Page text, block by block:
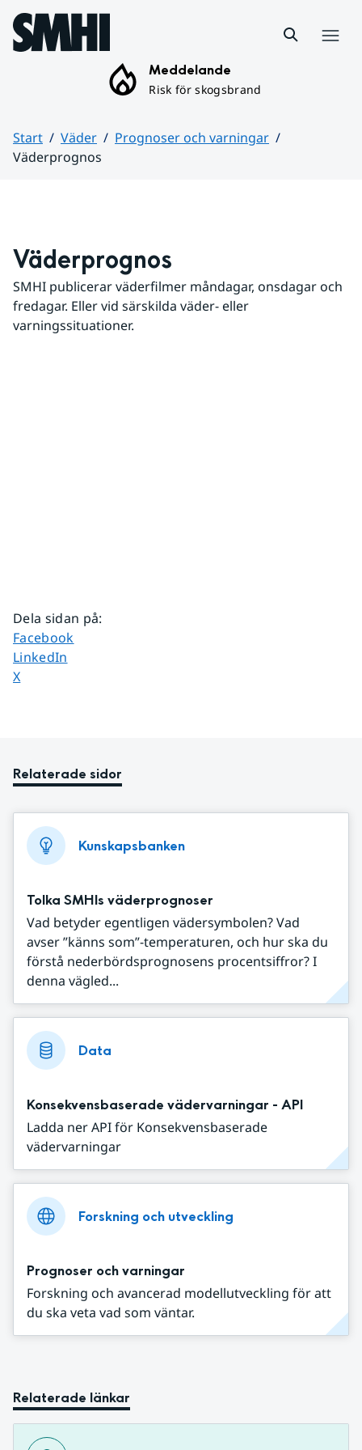
Hoppa till sidans innehåll
Meddelande
Risk för skogsbrand
Start Väder
Prognoser och varningar
Väderprognos
Väderprognos
SMHI publicerar väderfilmer måndagar, onsdagar och
fredagar. Eller vid särskilda väder- eller
varningssituationer.
Dela sidan på:
Dela sidan på
Facebook
Dela sidan på
LinkedIn
Dela sidan på
X
Relaterade sidor
Kunskapsbanken
Tolka SMHIs väderprognoser
Vad betyder egentligen vädersymbolen? Vad
avser ”känns som”-temperaturen, och hur ska du
förstå nederbördsprognosens procentsiffror? I
denna vägled...
Data
Konsekvensbaserade vädervarningar - API
Ladda ner API för Konsekvensbaserade
vädervarningar
Forskning och utveckling
Prognoser och varningar
Forskning och avancerad modellutveckling för att
du ska veta vad som väntar.
Relaterade länkar